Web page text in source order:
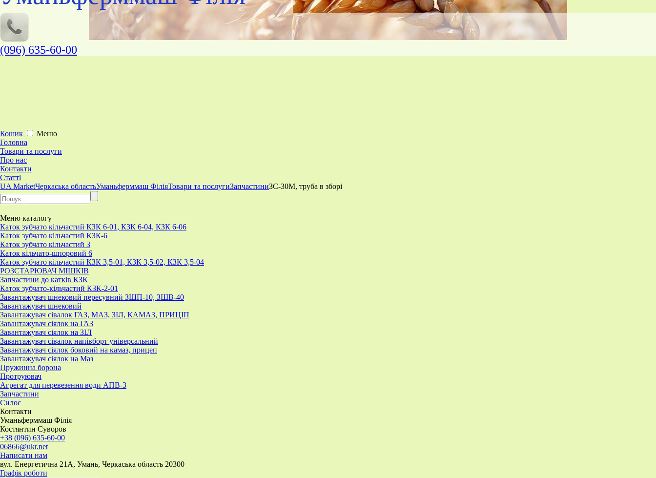
(096) 635-60-00
Кошик
Меню
Головна
Товари та послуги
Про нас
Контакти
Статті
UA MarketЧеркаська областьУманьферммаш ФіліяТовари та послугиЗапчастиниЗС-30М, труба в зборі
Меню каталогу
Каток зубчато кільчастий КЗК 6-01, КЗК 6-04, КЗК 6-06
Каток зубчато кільчастий КЗК-6
Каток зубчато кільчастий 3
Каток кільчато-шпоровий 6
Каток зубчато кільчастий КЗК 3,5-01, КЗК 3,5-02, КЗК 3,5-04
РОЗСТАРЮВАЧ МІШКІВ
Запчастини до катків КЗК
Каток зубчато-кільчастий КЗК-2-01
Завантажувач шнековий пересувний ЗШП-10, ЗШВ-40
Завантажувач шнековий
Завантажувач сівалок ГАЗ, МАЗ, ЗІЛ, КАМАЗ, ПРИЦІП
Завантажувач сіялок на ГАЗ
Завантажувач сіялок на ЗІЛ
Завантажувач сівалок напівборт універсальний
Завантажувач сіялок боковий на камаз, прицеп
Завантажувач сіялок на Маз
Пружинна борона
Протруювач
Агрегат для перевезення води АПВ-3
Запчастини
Силос
Контакти
Уманьферммаш Філія
Костянтин Суворов
+38 (096) 635-60-00
06866@ukr.net
Написати нам
вул. Енергетична 21А, Умань, Черкаська область 20300
Графік роботи